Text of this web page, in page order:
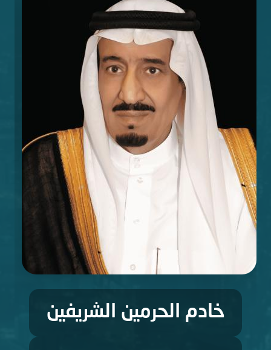
خادم الحرمين الشريفين